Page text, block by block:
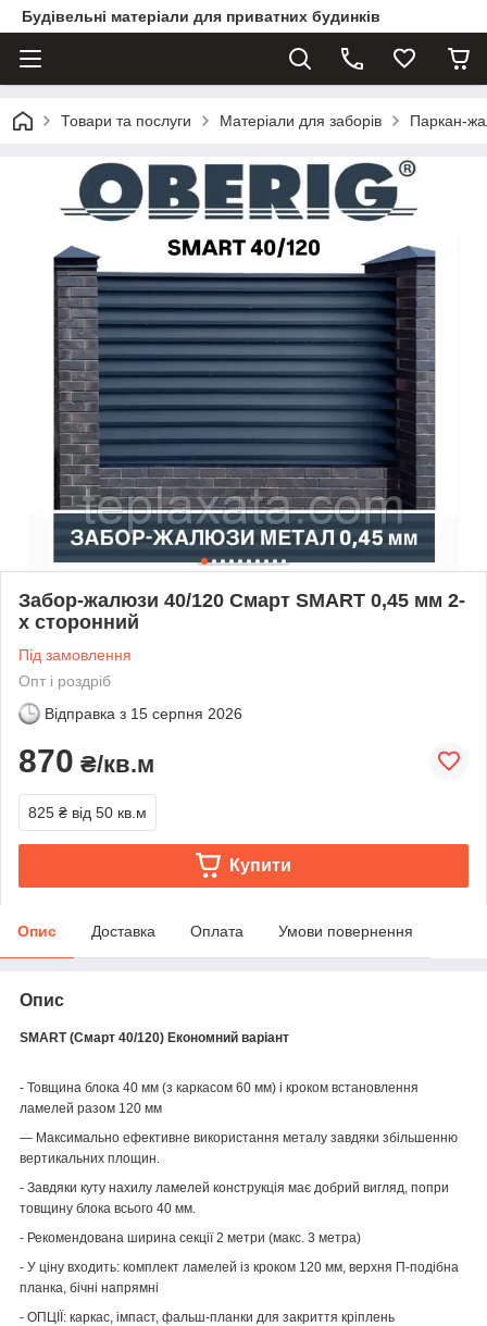
Будівельні матеріали для приватних будинків
Товари та послуги Матеріали для заборів Паркан-
Забор-жалюзи 40/120 Смарт SMART 0,45 мм 2-
х сторонний
Під замовлення
Опт і роздріб
Відправка з 15 серпня 2026
870 ₴/кв.м
825 ₴ від 50 кв.м
Купити
Опис Доставка Оплата Умови повернення
Опис
SMART (Смарт 40/120) Економний варіант
- Товщина блока 40 мм (з каркасом 60 мм) і кроком встановлення
ламелей разом 120 мм
— Максимально ефективне використання металу завдяки збільшенню
вертикальних площин.
- Завдяки куту нахилу ламелей конструкція має добрий вигляд, попри
товщину блока всього 40 мм.
- Рекомендована ширина секції 2 метри (макс. 3 метра)
- У ціну входить: комплект ламелей із кроком 120 мм, верхня П-подібна
планка, бічні напрямні
- ОПЦІЇ: каркас, імпаст, фальш-планки для закриття кріплень